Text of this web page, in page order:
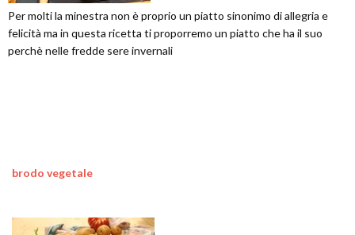
Per molti la minestra non è proprio un piatto sinonimo di allegria e
felicità ma in questa ricetta ti proporremo un piatto che ha il suo
perchè nelle fredde sere invernali
brodo vegetale